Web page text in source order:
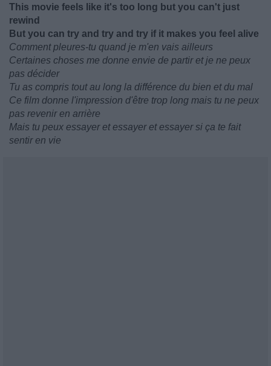
This movie feels like it's too long but you can't just
rewind
But you can try and try and try if it makes you feel alive
Comment pleures-tu quand je m'en vais ailleurs
Certaines choses me donne envie de partir et je ne peux
pas décider
Tu as compris tout au long la différence du bien et du mal
Ce film donne l'impression d'être trop long mais tu ne peux
pas revenir en arrière
Mais tu peux essayer et essayer et essayer si ça te fait
sentir en vie